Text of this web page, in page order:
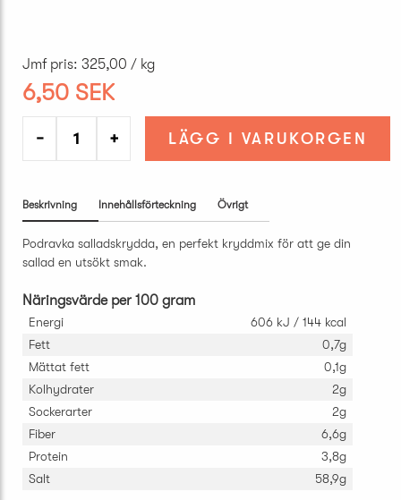
Jmf pris: 325,00 / kg
6,50 SEK
− + LÄGG I VARUKORGEN
Beskrivning Innehållsförteckning Övrigt
Podravka salladskrydda, en perfekt kryddmix för att ge din
sallad en utsökt smak.
Näringsvärde per 100 gram
Energi
606 kJ / 144 kcal
Fett
0,7g
Mättat fett
0,1g
Kolhydrater
2g
Sockerarter
2g
Fiber
6,6g
Protein
3,8g
Salt
58,9g